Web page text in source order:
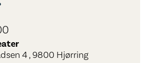
4 , 9800 Hjørring